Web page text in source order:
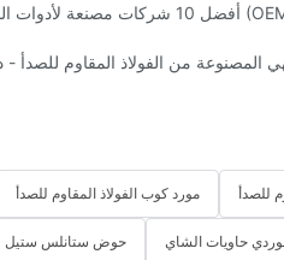
أواني الطهي المصنوعة من
المصنوعة من الفولاذ المقاوم للصدأ -
مورد كوب الفولاذ المقاوم للصدأ للصدأ
حوض ستانلس ستيل حاويات الشاي